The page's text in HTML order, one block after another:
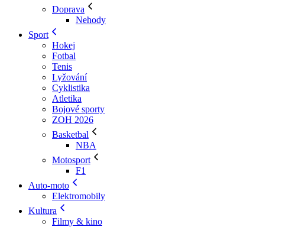
Doprava
Nehody
Sport
Hokej
Fotbal
Tenis
Lyžování
Cyklistika
Atletika
Bojové sporty
ZOH 2026
Basketbal
NBA
Motosport
F1
Auto-moto
Elektromobily
Kultura
Filmy & kino